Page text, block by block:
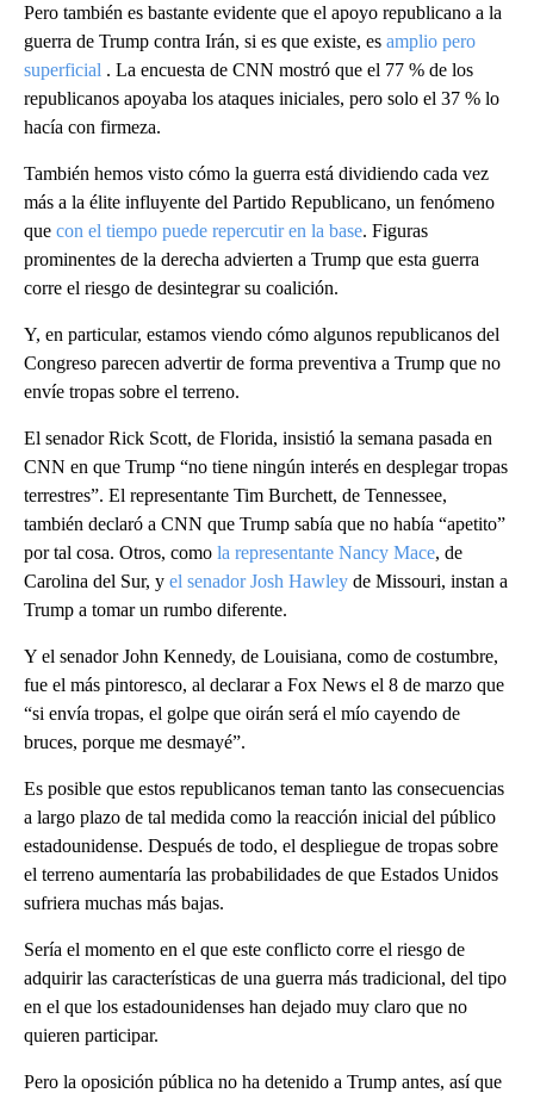
Pero también es bastante evidente que el apoyo republicano a la
guerra de Trump contra Irán, si es que existe, es amplio pero
superficial . La encuesta de CNN mostró que el 77 % de los
republicanos apoyaba los ataques iniciales, pero solo el 37 % lo
hacía con firmeza.
También hemos visto cómo la guerra está dividiendo cada vez
más a la élite influyente del Partido Republicano, un fenómeno
que con el tiempo puede repercutir en la base. Figuras
prominentes de la derecha advierten a Trump que esta guerra
corre el riesgo de desintegrar su coalición.
Y, en particular, estamos viendo cómo algunos republicanos del
Congreso parecen advertir de forma preventiva a Trump que no
envíe tropas sobre el terreno.
El senador Rick Scott, de Florida, insistió la semana pasada en
CNN en que Trump “no tiene ningún interés en desplegar tropas
terrestres”. El representante Tim Burchett, de Tennessee,
también declaró a CNN que Trump sabía que no había “apetito”
por tal cosa. Otros, como la representante Nancy Mace, de
Carolina del Sur, y el senador Josh Hawley de Missouri, instan a
Trump a tomar un rumbo diferente.
Y el senador John Kennedy, de Louisiana, como de costumbre,
fue el más pintoresco, al declarar a Fox News el 8 de marzo que
“si envía tropas, el golpe que oirán será el mío cayendo de
bruces, porque me desmayé”.
Es posible que estos republicanos teman tanto las consecuencias
a largo plazo de tal medida como la reacción inicial del público
estadounidense. Después de todo, el despliegue de tropas sobre
el terreno aumentaría las probabilidades de que Estados Unidos
sufriera muchas más bajas.
Sería el momento en el que este conflicto corre el riesgo de
adquirir las características de una guerra más tradicional, del tipo
en el que los estadounidenses han dejado muy claro que no
quieren participar.
Pero la oposición pública no ha detenido a Trump antes, así que